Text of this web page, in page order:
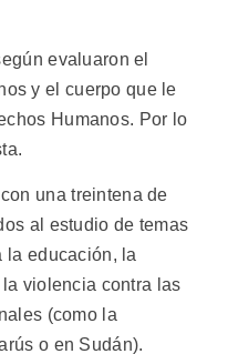
evaluaron el
y el cuerpo que le
Humanos. Por lo
una treintena de
al estudio de temas
la educación, la
violencia contra las
(como la
o en Sudán).